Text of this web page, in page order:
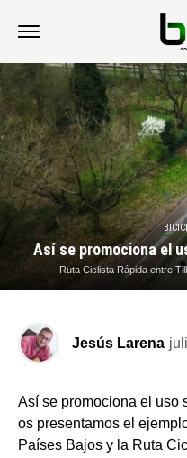
Así se promociona el
Ruta Ciclista Rápida entre
Jesús Larena
Así se promociona el uso
os presentamos el
Países Bajos y la Ruta